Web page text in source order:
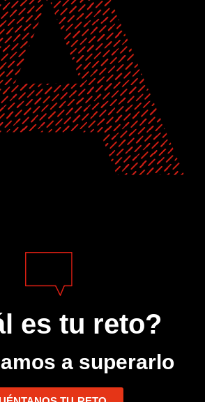
es tu reto?
a superarlo